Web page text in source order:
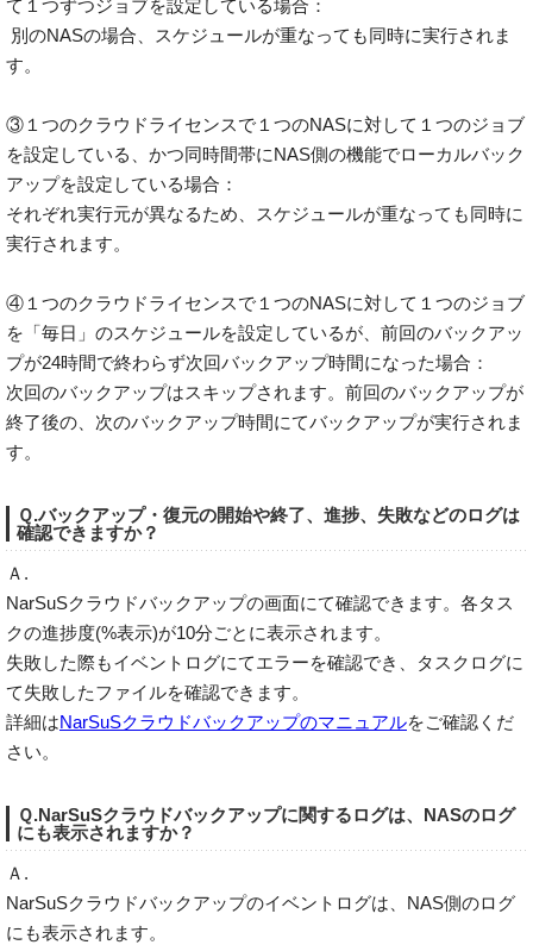
て１つずつジョブを設定している場合：
別のNASの場合、スケジュールが重なっても同時に実行されま
す。
③１つのクラウドライセンスで１つのNASに対して１つのジョブ
を設定している、かつ同時間帯にNAS側の機能でローカルバック
アップを設定している場合：
それぞれ実行元が異なるため、スケジュールが重なっても同時に
実行されます。
④１つのクラウドライセンスで１つのNASに対して１つのジョブ
を「毎日」のスケジュールを設定しているが、前回のバックアッ
プが24時間で終わらず次回バックアップ時間になった場合：
次回のバックアップはスキップされます。前回のバックアップが
終了後の、次のバックアップ時間にてバックアップが実行されま
す。
Ｑ.バックアップ・復元の開始や終了、進捗、失敗などのログは
確認できますか？
Ａ.
NarSuSクラウドバックアップの画面にて確認できます。各タス
クの進捗度(%表示)が10分ごとに表示されます。
失敗した際もイベントログにてエラーを確認でき、タスクログに
て失敗したファイルを確認できます。
詳細はNarSuSクラウドバックアップのマニュアルをご確認くだ
さい。
Ｑ.NarSuSクラウドバックアップに関するログは、NASのログ
にも表示されますか？
Ａ.
NarSuSクラウドバックアップのイベントログは、NAS側のログ
にも表示されます。